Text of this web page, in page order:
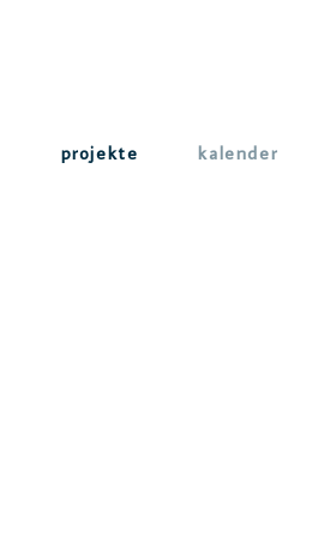
projekte kalender